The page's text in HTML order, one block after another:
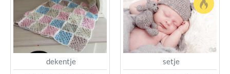
dekentje setje